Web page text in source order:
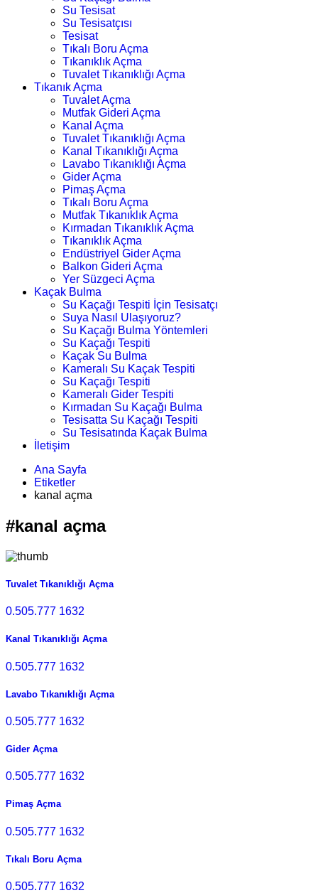
Su Tesisat
Su Tesisatçısı
Tesisat
Tıkalı Boru Açma
Tıkanıklık Açma
Tuvalet Tıkanıklığı Açma
Tıkanık Açma
Tuvalet Açma
Mutfak Gideri Açma
Kanal Açma
Tuvalet Tıkanıklığı Açma
Kanal Tıkanıklığı Açma
Lavabo Tıkanıklığı Açma
Gider Açma
Pimaş Açma
Tıkalı Boru Açma
Mutfak Tıkanıklık Açma
Kırmadan Tıkanıklık Açma
Tıkanıklık Açma
Endüstriyel Gider Açma
Balkon Gideri Açma
Yer Süzgeci Açma
Kaçak Bulma
Su Kaçağı Tespiti İçin Tesisatçı
Suya Nasıl Ulaşıyoruz?
Su Kaçağı Bulma Yöntemleri
Su Kaçağı Tespiti
Kaçak Su Bulma
Kameralı Su Kaçak Tespiti
Su Kaçağı Tespiti
Kameralı Gider Tespiti
Kırmadan Su Kaçağı Bulma
Tesisatta Su Kaçağı Tespiti
Su Tesisatında Kaçak Bulma
İletişim
Ana Sayfa
Etiketler
kanal açma
#kanal açma
Tuvalet Tıkanıklığı Açma
0.505.777 1632
Kanal Tıkanıklığı Açma
0.505.777 1632
Lavabo Tıkanıklığı Açma
0.505.777 1632
Gider Açma
0.505.777 1632
Pimaş Açma
0.505.777 1632
Tıkalı Boru Açma
0.505.777 1632